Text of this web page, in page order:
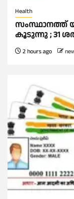
Health
സംസ്ഥാനത്ത്
കൂടുന്നു ; 31
2 hours ago